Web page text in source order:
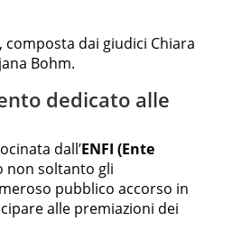
, composta dai giudici Chiara
Bohm.
dedicato alle
dall’ENFI (Ente
non soltanto gli
pubblico accorso in
alle premiazioni dei